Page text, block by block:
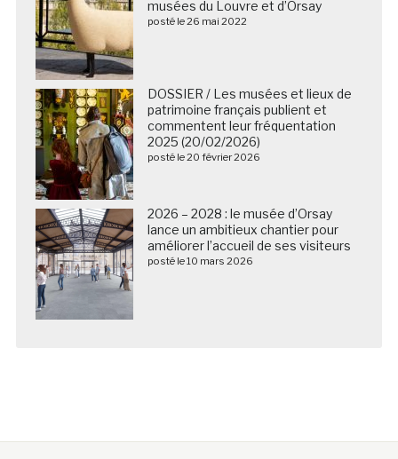
musées du Louvre et d’Orsay
posté le 26 mai 2022
DOSSIER / Les musées et lieux de
patrimoine français publient et
commentent leur fréquentation
2025 (20/02/2026)
posté le 20 février 2026
2026 – 2028 : le musée d’Orsay
lance un ambitieux chantier pour
améliorer l’accueil de ses visiteurs
posté le 10 mars 2026